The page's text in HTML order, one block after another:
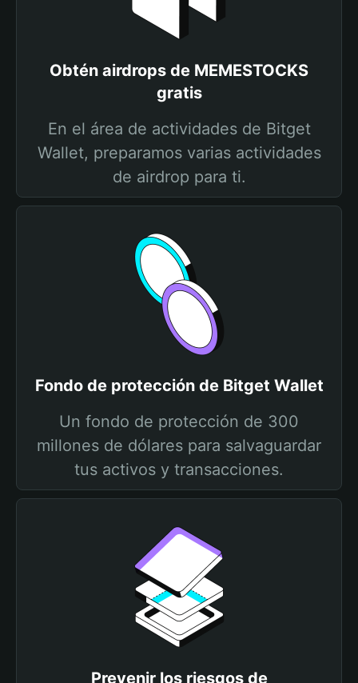
Obtén airdrops de MEMESTOCKS
gratis
En el área de actividades de Bitget
Wallet, preparamos varias actividades
de airdrop para ti.
Fondo de protección de Bitget Wallet
Un fondo de protección de 300
millones de dólares para salvaguardar
tus activos y transacciones.
Prevenir los riesgos de